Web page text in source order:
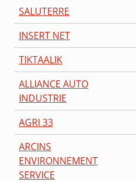
SALUTERRE
INSERT NET
TIKTAALIK
ALLIANCE AUTO
INDUSTRIE
AGRI 33
ARCINS
ENVIRONNEMENT
SERVICE